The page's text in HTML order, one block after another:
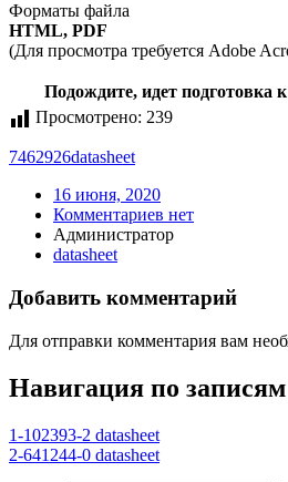
Форматы файла
HTML, PDF
(Для просмотра требуется Adobe
Подождите, идет подготовка
Просмотрено: 239
7462926datasheet
16 июня, 2020
Комментариев нет
Администратор
datasheet
Добавить комментарий
Для отправки комментария вам
Навигация по записям
1-102393-2 datasheet
2-641244-0 datasheet